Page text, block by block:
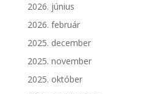
2026. június
2026. február
2025. december
2025. november
2025. október